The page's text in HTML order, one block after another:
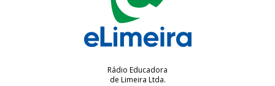
Rádio Educadora
de Limeira Ltda.